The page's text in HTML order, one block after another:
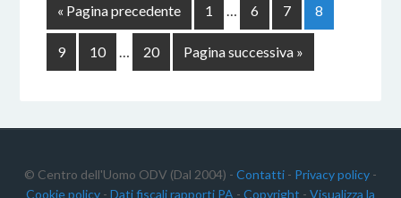
« Pagina precedente 1 … 6 7 8
9 10 … 20 Pagina successiva »
© Centro dell'Uomo ODV (Dal 2004) - Contatti - Privacy policy -
Cookie policy - Dati fiscali rapporti PA - Copyright - Visualizza la